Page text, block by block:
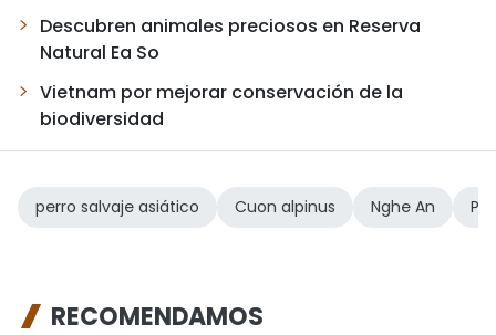
Descubren animales preciosos en Reserva
Natural Ea So
Vietnam por mejorar conservación de la
biodiversidad
perro salvaje asiático Cuon alpinus Nghe An Pu
RECOMENDAMOS